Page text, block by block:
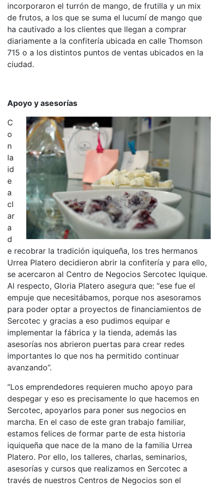
incorporaron el turrón de mango, de frutilla y un mix
de frutos, a los que se suma el lucumí de mango que
ha cautivado a los clientes que llegan a comprar
diariamente a la confitería ubicada en calle Thomson
715 o a los distintos puntos de ventas ubicados en la
ciudad.
Apoyo y asesorías
C
o
n
la
id
e
a
cl
ar
a
d
e recobrar la tradición iquiqueña, los tres hermanos
Urrea Platero decidieron abrir la confitería y para ello,
se acercaron al Centro de Negocios Sercotec Iquique.
Al respecto, Gloria Platero asegura que: “ese fue el
empuje que necesitábamos, porque nos asesoramos
para poder optar a proyectos de financiamientos de
Sercotec y gracias a eso pudimos equipar e
implementar la fábrica y la tienda, además las
asesorías nos abrieron puertas para crear redes
importantes lo que nos ha permitido continuar
avanzando”.
“Los emprendedores requieren mucho apoyo para
despegar y eso es precisamente lo que hacemos en
Sercotec, apoyarlos para poner sus negocios en
marcha. En el caso de este gran trabajo familiar,
estamos felices de formar parte de esta historia
iquiqueña que nace de la mano de la familia Urrea
Platero. Por ello, los talleres, charlas, seminarios,
asesorías y cursos que realizamos en Sercotec a
través de nuestros Centros de Negocios son el